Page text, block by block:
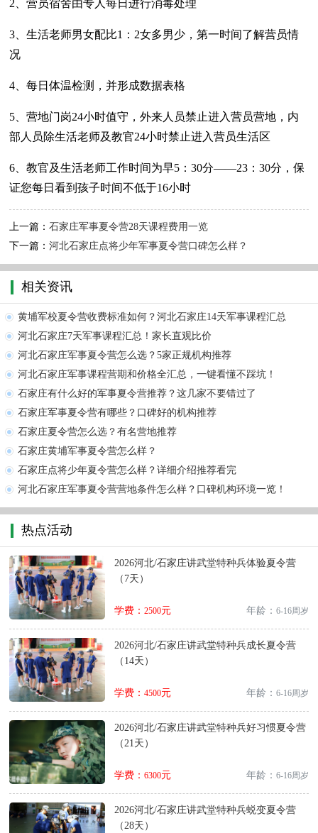
2、营员宿舍由专人每日进行消毒处理
3、生活老师男女配比1：2女多男少，第一时间了解营员情
况
4、每日体温检测，并形成数据表格
5、营地门岗24小时值守，外来人员禁止进入营员营地，内
部人员除生活老师及教官24小时禁止进入营员生活区
6、教官及生活老师工作时间为早5：30分——23：30分，保
证您每日看到孩子时间不低于16小时
上一篇：石家庄军事夏令营28天课程费用一览
下一篇：河北石家庄点将少年军事夏令营口碑怎么样？
相关资讯
黄埔军校夏令营收费标准如何？河北石家庄14天军事课程汇总
河北石家庄7天军事课程汇总！家长直观比价
河北石家庄军事夏令营怎么选？5家正规机构推荐
河北石家庄军事课程营期和价格全汇总，一键看懂不踩坑！
石家庄有什么好的军事夏令营推荐？这几家不要错过了
石家庄军事夏令营有哪些？口碑好的机构推荐
石家庄夏令营怎么选？有名营地推荐
石家庄黄埔军事夏令营怎么样？
石家庄点将少年夏令营怎么样？详细介绍推荐看完
河北石家庄军事夏令营营地条件怎么样？口碑机构环境一览！
热点活动
2026河北/石家庄讲武堂特种兵体验夏令营
（7天）
学费： 2500元 年龄： 6-16周岁
2026河北/石家庄讲武堂特种兵成长夏令营
（14天）
学费： 4500元 年龄： 6-16周岁
2026河北/石家庄讲武堂特种兵好习惯夏令营
（21天）
学费： 6300元 年龄： 6-16周岁
2026河北/石家庄讲武堂特种兵蜕变夏令营
（28天）